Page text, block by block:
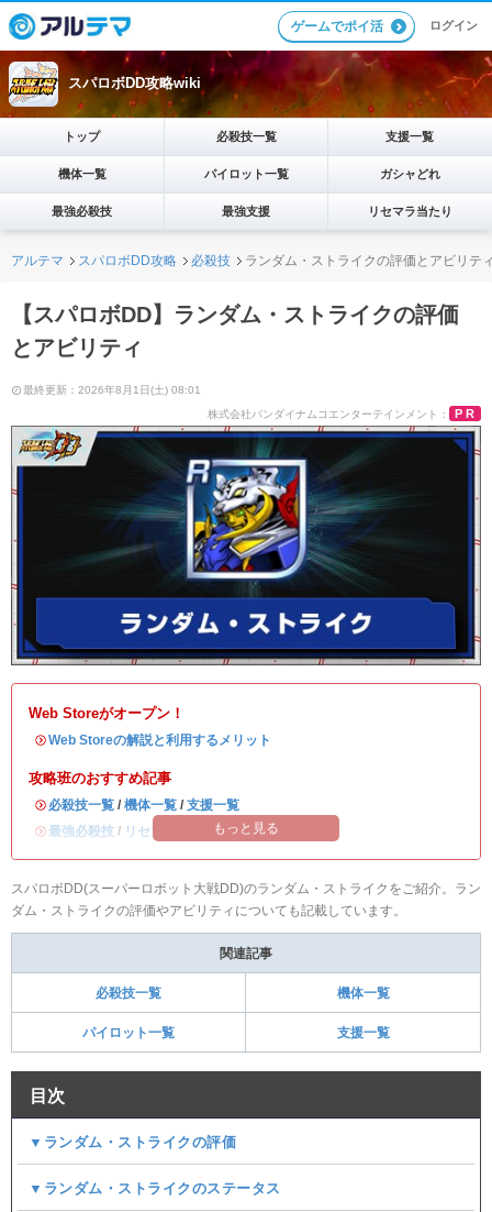
ゲームでポイ活 ログイン
スパロボDD攻略wiki
トップ 必殺技一覧 支援一覧
機体一覧 パイロット一覧 ガシャどれ
最強必殺技 最強支援 リセマラ当たり
アルテマ スパロボDD攻略 必殺技 ランダム・ストライクの評価とアビリテ
【スパロボDD】ランダム・ストライクの評価
とアビリティ
最終更新：2026年8月1日(土) 08:01
PR
Web Storeがオープン！
・Web Storeの解説と利用するメリット
攻略班のおすすめ記事
・ 必殺技一覧 / 機体一覧 / 支援一覧
・最強必殺技 / リセマラ当たりランキング
もっと見る
スパロボDD(スーパーロボット大戦DD)のランダム・ストライクをご紹介。ラン
ダム・ストライクの評価やアビリティについても記載しています。
関連記事
必殺技一覧 機体一覧
パイロット一覧 支援一覧
目次
▼ランダム・ストライクの評価
▼ランダム・ストライクのステータス